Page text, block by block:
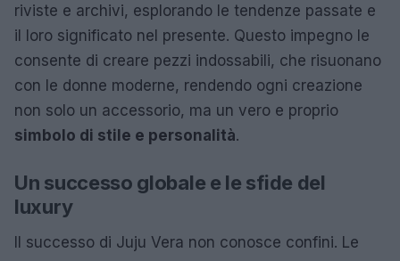
riviste e archivi, esplorando le tendenze passate e
il loro significato nel presente. Questo impegno le
consente di creare pezzi indossabili, che risuonano
con le donne moderne, rendendo ogni creazione
non solo un accessorio, ma un vero e proprio
simbolo di stile e personalità.
Un successo globale e le sfide del
luxury
Il successo di Juju Vera non conosce confini. Le